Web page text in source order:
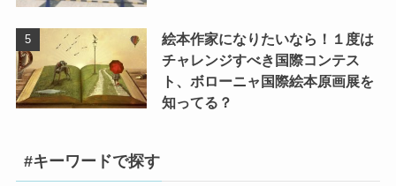
絵本作家になりたいなら！１度は
チャレンジすべき国際コンテス
ト、ボローニャ国際絵本原画展を
知ってる？
#キーワードで探す